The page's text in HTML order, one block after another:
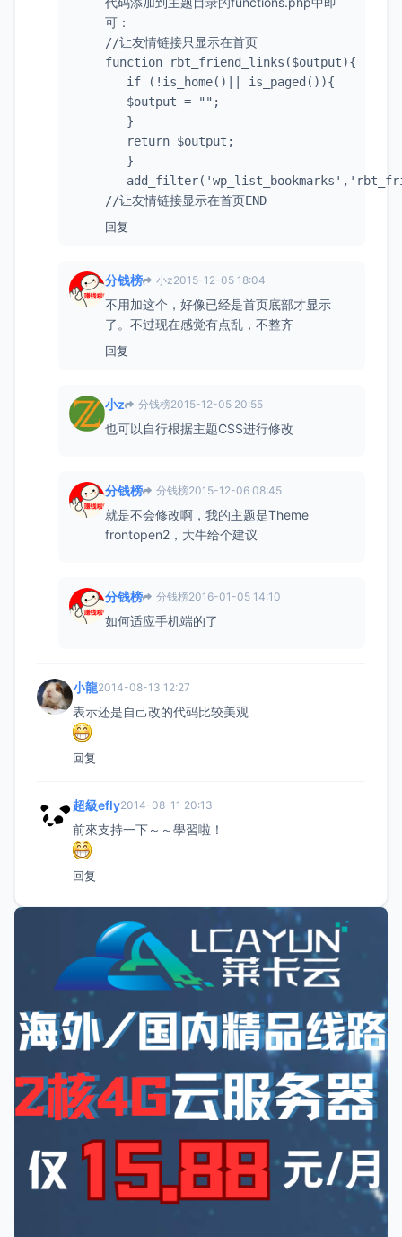
可：
//让友情链接只显示在首页
function rbt_friend_links($output){
   if (!is_home()|| is_paged()){
   $output = "";
   }
   return $output;
   }
回复
分钱榜 小z2015-12-05 18:04
不用加这个，好像已经是首页底部才显示
了。不过现在感觉有点乱，不整齐
回复
小z 分钱榜2015-12-05 20:55
也可以自行根据主题CSS进行修改
分钱榜 分钱榜2015-12-06 08:45
就是不会修改啊，我的主题是Theme
frontopen2，大牛给个建议
分钱榜 分钱榜2016-01-05 14:10
如何适应手机端的了
小龍2014-08-13 12:27
表示还是自己改的代码比较美观
回复
超級efly2014-08-11 20:13
前來支持一下～～學習啦！
回复